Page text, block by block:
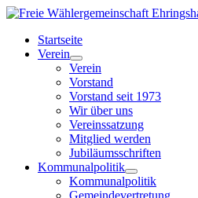
Startseite
Verein
Verein
Vorstand
Vorstand seit 1973
Wir über uns
Vereinssatzung
Mitglied werden
Jubiläumsschriften
Kommunalpolitik
Kommunalpolitik
Gemeindevertretung